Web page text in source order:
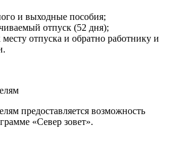
и выходные пособия;
отпуск (52 дня);
месту отпуска и обратно работнику и
предоставляется возможность
«Север зовет».